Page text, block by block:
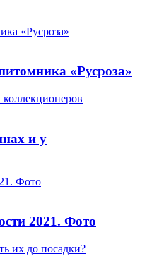
«Русроза»
«Русроза»
коллекционеров
и у
Фото
2021. Фото
их до посадки?